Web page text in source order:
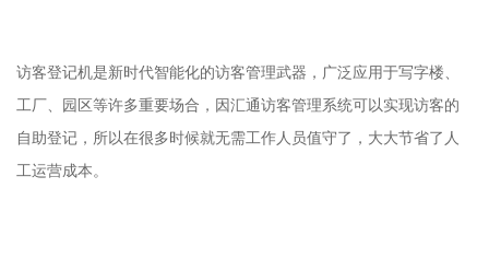
访客登记机是新时代智能化的访客管理武器，广泛应用于写字楼、
工厂、园区等许多重要场合，因汇通访客管理系统可以实现访客的
自助登记，所以在很多时候就无需工作人员值守了，大大节省了人
工运营成本。